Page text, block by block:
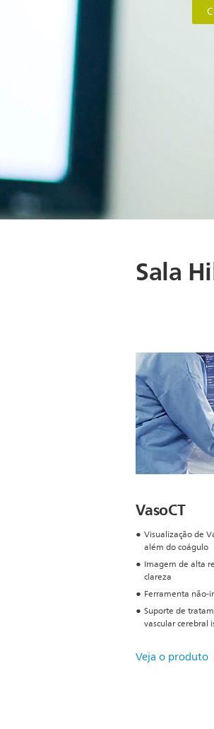
Sala
VasoCT
Visualização de
além do coágulo
Imagem de alta
clareza
Ferramenta não-
Suporte de
vascular cerebral
Veja o produto